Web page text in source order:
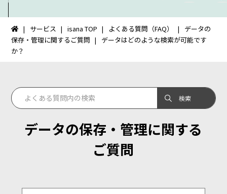
イ
ン
HOME
サービス isana TOP よくある質問（FAQ）
データの
保存・管理に関するご質問
データはどのような検索が可能です
か？
データの保存・管理に関する
ご質問